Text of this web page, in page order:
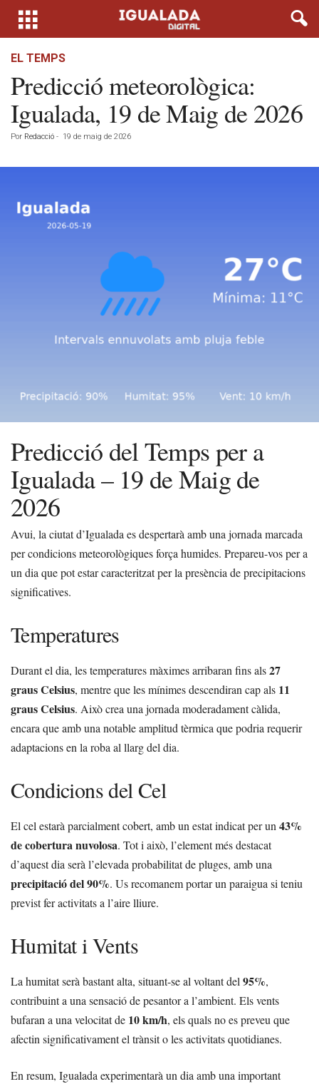
EL TEMPS
Predicció meteorològica:
Igualada, 19 de Maig de 2026
Por Redacció - 19 de maig de 2026
Predicció del Temps per a
Igualada – 19 de Maig de
2026
Avui, la ciutat d’Igualada es despertarà amb una jornada marcada
per condicions meteorològiques força humides. Prepareu-vos per a
un dia que pot estar caracteritzat per la presència de precipitacions
significatives.
Temperatures
Durant el dia, les temperatures màximes arribaran fins als27
graus Celsius, mentre que les mínimes descendiran cap als 11
graus Celsius. Això crea una jornada moderadament càlida,
encara que amb una notable amplitud tèrmica que podria requerir
adaptacions en la roba al llarg del dia.
Condicions del Cel
El cel estarà parcialment cobert, amb un estat indicat per un43%
de cobertura nuvolosa. Tot i això, l’element més destacat
d’aquest dia serà l’elevada probabilitat de pluges, amb una
precipitació del 90%. Us recomanem portar un paraigua si teniu
previst fer activitats a l’aire lliure.
Humitat i Vents
La humitat serà bastant alta, situant-se al voltant del95%,
contribuint a una sensació de pesantor a l’ambient. Els vents
bufaran a una velocitat de 10 km/h, els quals no es preveu que
afectin significativament el trànsit o les activitats quotidianes.
En resum, Igualada experimentarà un dia amb una important